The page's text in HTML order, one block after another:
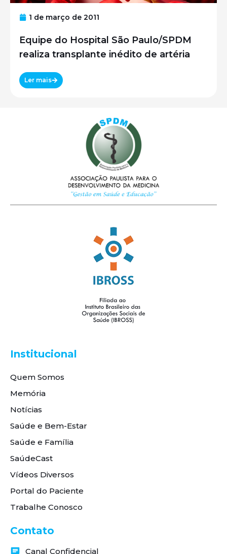
1 de março de 2011
Equipe do Hospital São Paulo/SPDM
realiza transplante inédito de artéria
Ler mais
Institucional
Quem Somos
Memória
Notícias
Saúde e Bem-Estar
Saúde e Família
SaúdeCast
Vídeos Diversos
Portal do Paciente
Trabalhe Conosco
Contato
Canal Confidencial